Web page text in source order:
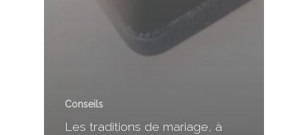
Conseils
Les traditions de mariage, à